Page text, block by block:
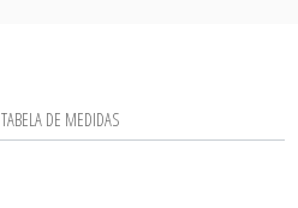
TABELA DE MEDIDAS